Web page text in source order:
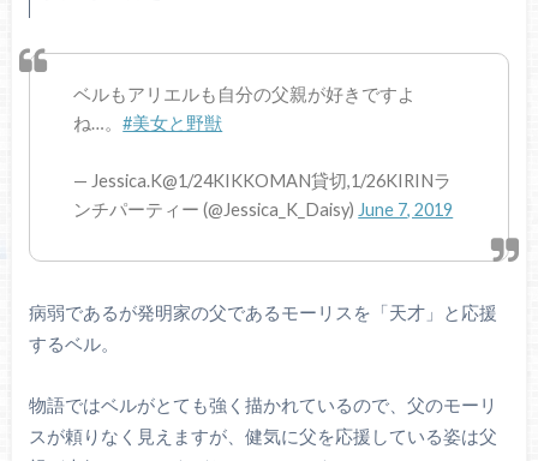
ベルもアリエルも自分の父親が好きですよ
ね…。#美女と野獣
— Jessica.K@1/24KIKKOMAN貸切,1/26KIRINラ
ンチパーティー (@Jessica_K_Daisy) June 7, 2019
病弱であるが発明家の父であるモーリスを「天才」と応援
するベル。
物語ではベルがとても強く描かれているので、父のモーリ
スが頼りなく見えますが、健気に父を応援している姿は父